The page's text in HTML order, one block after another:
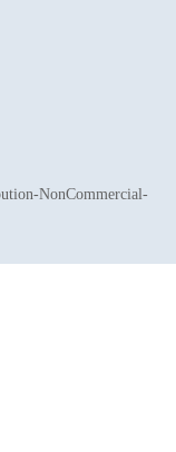
NonCommercial-